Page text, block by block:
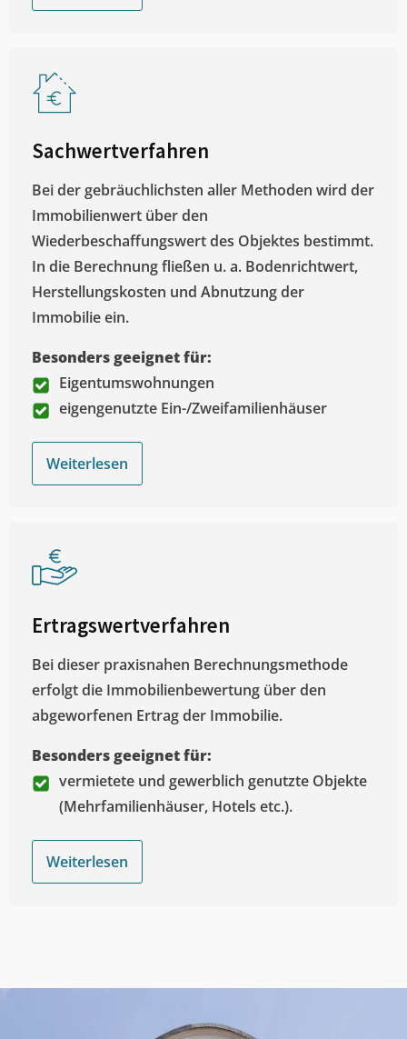
Sachwertverfahren
Bei der gebräuchlichsten aller Methoden wird der
Immobilienwert über den
Wiederbeschaffungswert des Objektes bestimmt.
In die Berechnung fließen u. a. Bodenrichtwert,
Herstellungskosten und Abnutzung der
Immobilie ein.
Besonders geeignet für:
Eigentumswohnungen
eigengenutzte Ein-/Zweifamilienhäuser
Weiterlesen
Ertragswertverfahren
Bei dieser praxisnahen Berechnungsmethode
erfolgt die Immobilienbewertung über den
abgeworfenen Ertrag der Immobilie.
Besonders geeignet für:
vermietete und gewerblich genutzte Objekte
(Mehrfamilienhäuser, Hotels etc.).
Weiterlesen